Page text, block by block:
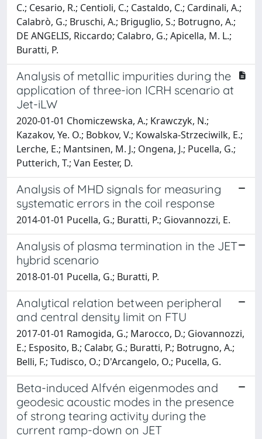
C.; Cesario, R.; Centioli, C.; Castaldo, C.; Cardinali, A.;
Calabrò, G.; Bruschi, A.; Briguglio, S.; Botrugno, A.;
DE ANGELIS, Riccardo; Calabro, G.; Apicella, M. L.;
Buratti, P.
Analysis of metallic impurities during the
application of three-ion ICRH scenario at
Jet-iLW
2020-01-01 Chomiczewska, A.; Krawczyk, N.;
Kazakov, Ye. O.; Bobkov, V.; Kowalska-Strzeciwilk, E.;
Lerche, E.; Mantsinen, M. J.; Ongena, J.; Pucella, G.;
Putterich, T.; Van Eester, D.
Analysis of MHD signals for measuring
systematic errors in the coil response
2014-01-01 Pucella, G.; Buratti, P.; Giovannozzi, E.
Analysis of plasma termination in the JET
hybrid scenario
2018-01-01 Pucella, G.; Buratti, P.
Analytical relation between peripheral
and central density limit on FTU
2017-01-01 Ramogida, G.; Marocco, D.; Giovannozzi,
E.; Esposito, B.; Calabr, G.; Buratti, P.; Botrugno, A.;
Belli, F.; Tudisco, O.; D'Arcangelo, O.; Pucella, G.
Beta-induced Alfvén eigenmodes and
geodesic acoustic modes in the presence
of strong tearing activity during the
current ramp-down on JET